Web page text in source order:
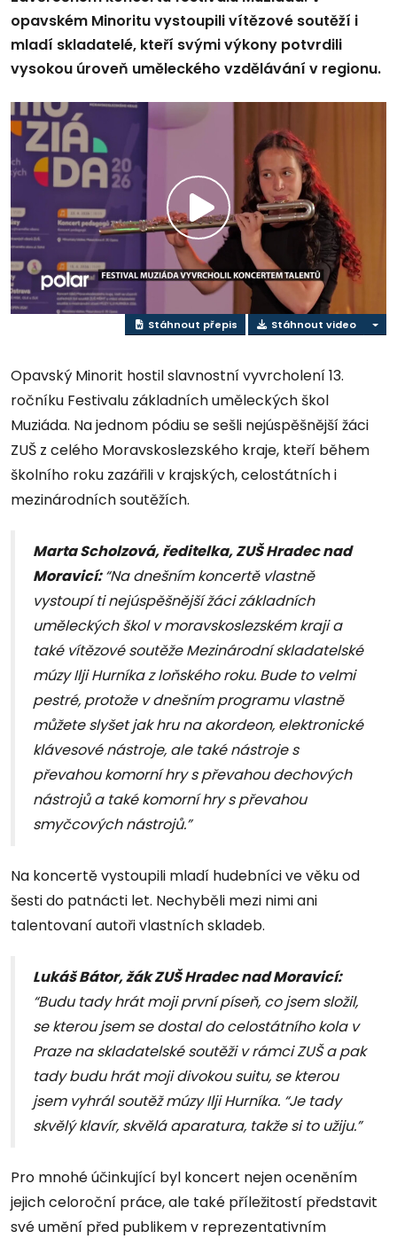
opavském Minoritu vystoupili vítězové soutěží i
mladí skladatelé, kteří svými výkony potvrdili
vysokou úroveň uměleckého vzdělávání v regionu.
Play
Video
Stáhnout přepis Stáhnout video
Opavský Minorit hostil slavnostní vyvrcholení 13.
ročníku Festivalu základních uměleckých škol
Muziáda. Na jednom pódiu se sešli nejúspěšnější žáci
ZUŠ z celého Moravskoslezského kraje, kteří během
školního roku zazářili v krajských, celostátních i
mezinárodních soutěžích.
Marta Scholzová, ředitelka, ZUŠ Hradec nad
Moravicí:“Na dnešním koncertě vlastně
vystoupí ti nejúspěšnější žáci základních
uměleckých škol v moravskoslezském kraji a
také vítězové soutěže Mezinárodní skladatelské
múzy Ilji Hurníka z loňského roku. Bude to velmi
pestré, protože v dnešním programu vlastně
můžete slyšet jak hru na akordeon, elektronické
klávesové nástroje, ale také nástroje s
převahou komorní hry s převahou dechových
nástrojů a také komorní hry s převahou
smyčcových nástrojů.”
Na koncertě vystoupili mladí hudebníci ve věku od
šesti do patnácti let. Nechyběli mezi nimi ani
talentovaní autoři vlastních skladeb.
Lukáš Bátor, žák ZUŠ Hradec nad Moravicí:
“Budu tady hrát moji první píseň, co jsem složil,
se kterou jsem se dostal do celostátního kola v
Praze na skladatelské soutěži v rámci ZUŠ a pak
tady budu hrát moji divokou suitu, se kterou
jsem vyhrál soutěž múzy Ilji Hurníka. “Je tady
skvělý klavír, skvělá aparatura, takže si to užiju.”
Pro mnohé účinkující byl koncert nejen oceněním
jejich celoroční práce, ale také příležitostí představit
své umění před publikem v reprezentativním